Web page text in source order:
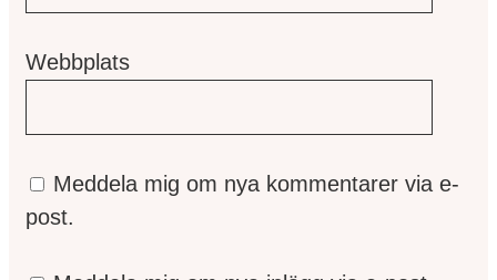
Webbplats
Meddela mig om nya kommentarer via e-
post.